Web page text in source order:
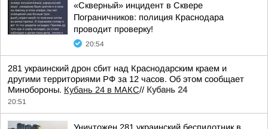
«Скверный» инцидент в Сквере
Пограничников: полиция Краснодара
проводит проверку!
20:54
281 украинский дрон сбит над Краснодарским краем и
другими территориями РФ за 12 часов. Об этом сообщает
Минобороны. Кубань 24 в МАКС// Кубань 24
20:51